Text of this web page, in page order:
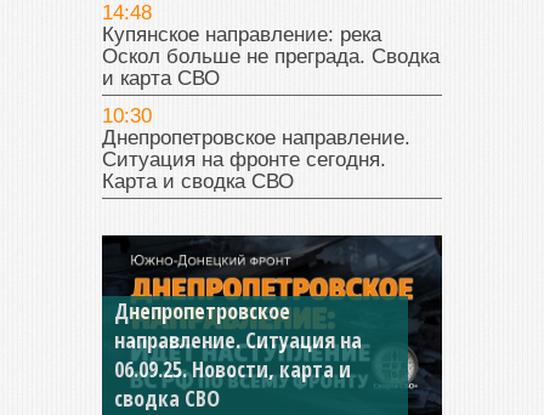
14:48
Купянское направление: река
Оскол больше не преграда. Сводка
и карта СВО
10:30
Днепропетровское направление.
Ситуация на фронте сегодня.
Карта и сводка СВО
Днепропетровское
направление. Ситуация на
06.09.25. Новости, карта и
сводка СВО
Константиновское
направление. Ситуация на
04.09.25 Новости, карта и
сводка СВО